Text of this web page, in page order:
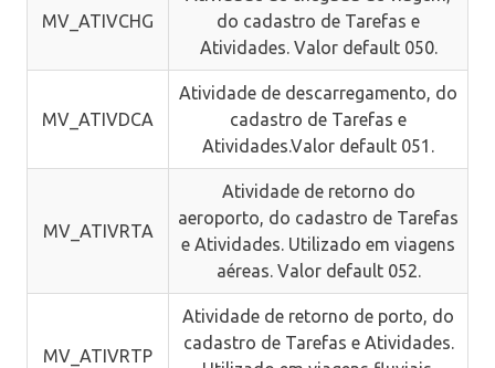
MV_ATIVCHG
do cadastro de Tarefas e
Atividades. Valor default 050.
MV_ATIVDCA
Atividade de descarregamento, do
cadastro de Tarefas e
Atividades.Valor default 051.
MV_ATIVRTA
Atividade de retorno do
aeroporto, do cadastro de Tarefas
e Atividades. Utilizado em viagens
aéreas. Valor default 052.
MV_ATIVRTP
Atividade de retorno de porto, do
cadastro de Tarefas e Atividades.